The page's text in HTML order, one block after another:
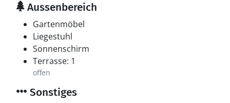
Aussenbereich
Gartenmöbel
Liegestuhl
Sonnenschirm
Terrasse: 1
offen
Sonstiges